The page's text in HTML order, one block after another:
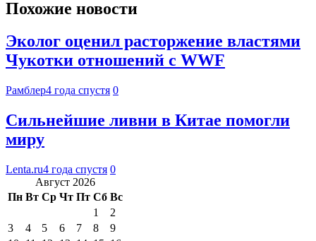
Похожие новости
Эколог оценил расторжение властями
Чукотки отношений с WWF
Рамблер4 года спустя 0
Сильнейшие ливни в Китае помогли
миру
Lenta.ru4 года спустя 0
Август 2026
Пн Вт Ср Чт Пт Сб Вс
1
2
3
4 5 6 7 8
9